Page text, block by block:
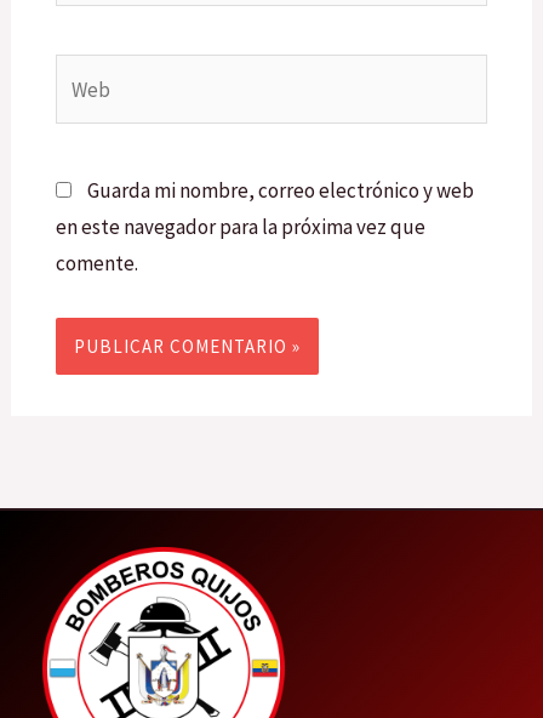
Guarda mi nombre, correo electrónico y web
en este navegador para la próxima vez que
comente.